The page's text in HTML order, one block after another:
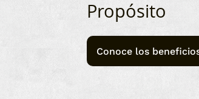
Propósito
Conoce los